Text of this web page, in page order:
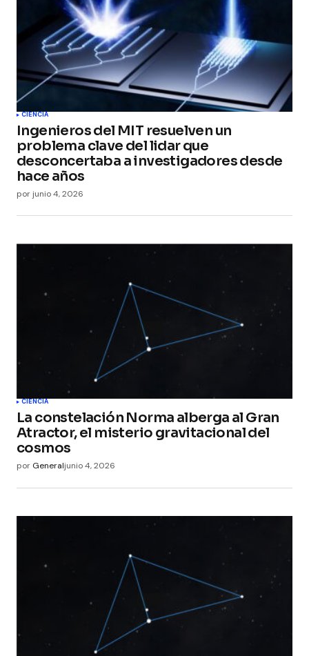
CIENCIA
Ingenieros del MIT resuelven un
problema clave del lidar que
desconcertaba a investigadores desde
hace años
por junio 4, 2026
CIENCIA
La constelación Norma alberga al Gran
Atractor, el misterio gravitacional del
cosmos
por Generaljunio 4, 2026